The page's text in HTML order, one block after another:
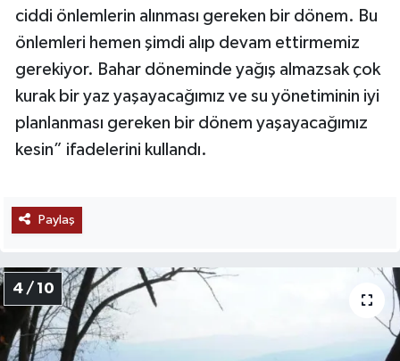
ciddi önlemlerin alınması gereken bir dönem. Bu
önlemleri hemen şimdi alıp devam ettirmemiz
gerekiyor. Bahar döneminde yağış almazsak çok
kurak bir yaz yaşayacağımız ve su yönetiminin iyi
planlanması gereken bir dönem yaşayacağımız
kesin” ifadelerini kullandı.
Paylaş
4 / 10